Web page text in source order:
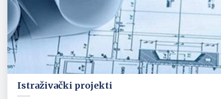
Istraživački projekti